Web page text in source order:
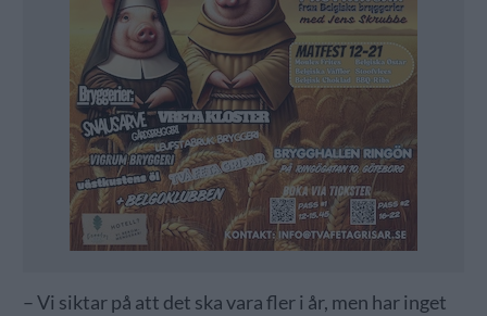
– Vi siktar på att det ska vara fler i år, men har inget